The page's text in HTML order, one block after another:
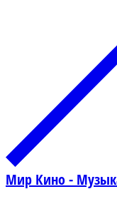
Мир Кино -